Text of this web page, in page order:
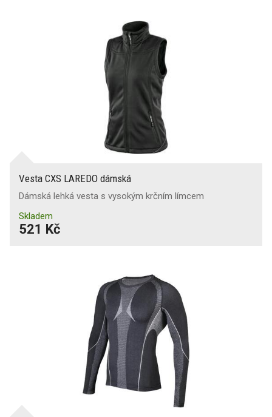
Vesta CXS LAREDO dámská
Dámská lehká vesta s vysokým krčním límcem
Skladem
521 Kč